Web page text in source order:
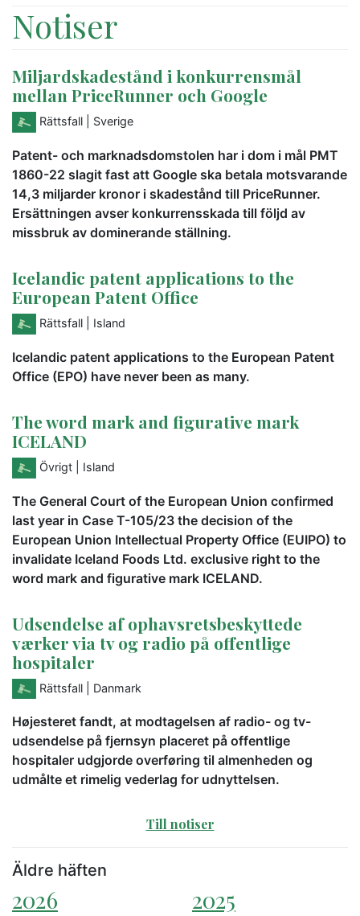
Notiser
Miljardskadestånd i konkurrensmål
mellan PriceRunner och Google
Rättsfall | Sverige
Patent- och marknadsdomstolen har i dom i mål PMT
1860-22 slagit fast att Google ska betala motsvarande
14,3 miljarder kronor i skadestånd till PriceRunner.
Ersättningen avser konkurrensskada till följd av
missbruk av dominerande ställning.
Icelandic patent applications to the
European Patent Office
Rättsfall | Island
Icelandic patent applications to the European Patent
Office (EPO) have never been as many.
The word mark and figurative mark
ICELAND
Övrigt | Island
The General Court of the European Union confirmed
last year in Case T-105/23 the decision of the
European Union Intellectual Property Office (EUIPO) to
invalidate Iceland Foods Ltd. exclusive right to the
word mark and figurative mark ICELAND.
Udsendelse af ophavsretsbeskyttede
værker via tv og radio på offentlige
hospitaler
Rättsfall | Danmark
Højesteret fandt, at modtagelsen af radio- og tv-
udsendelse på fjernsyn placeret på offentlige
hospitaler udgjorde overføring til almenheden og
udmålte et rimelig vederlag for udnyttelsen.
Till notiser
Äldre häften
2026
2025